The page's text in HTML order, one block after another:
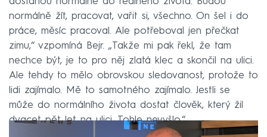
normálně žít, pracovat, vařit si, všechno. On šel i do
práce, měsíc pracoval. Ale potřeboval jen přečkat
zimu,“ vzpomíná Bejr. „Takže mi pak řekl, že tam
nechce být, je to pro něj zlatá klec a skončil na ulici.
Ale tehdy to mělo obrovskou sledovanost, protože to
lidi zajímalo. Mě to samotného zajímalo. Jestli se
může do normálního života dostat člověk, který žil
dvacet pět let na ulici. Tohle nevyšlo.“